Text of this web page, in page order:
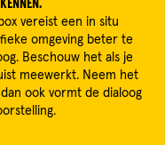
vereist een in situ
omgeving beter te
Beschouw het als je
meewerkt. Neem het
ook vormt de dialoog